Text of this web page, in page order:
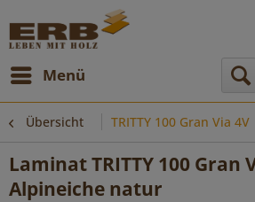
Menü
Übersicht TRITTY 100 Gran Via 4V
Laminat TRITTY 100 Gran
Alpineiche natur